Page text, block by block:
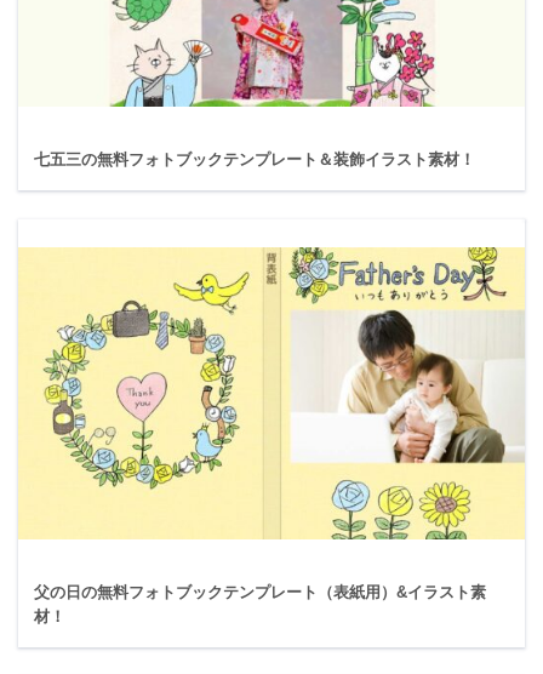
七五三の無料フォトブックテンプレート＆装飾イラスト素材！
父の日の無料フォトブックテンプレート（表紙用）&イラスト素
材！